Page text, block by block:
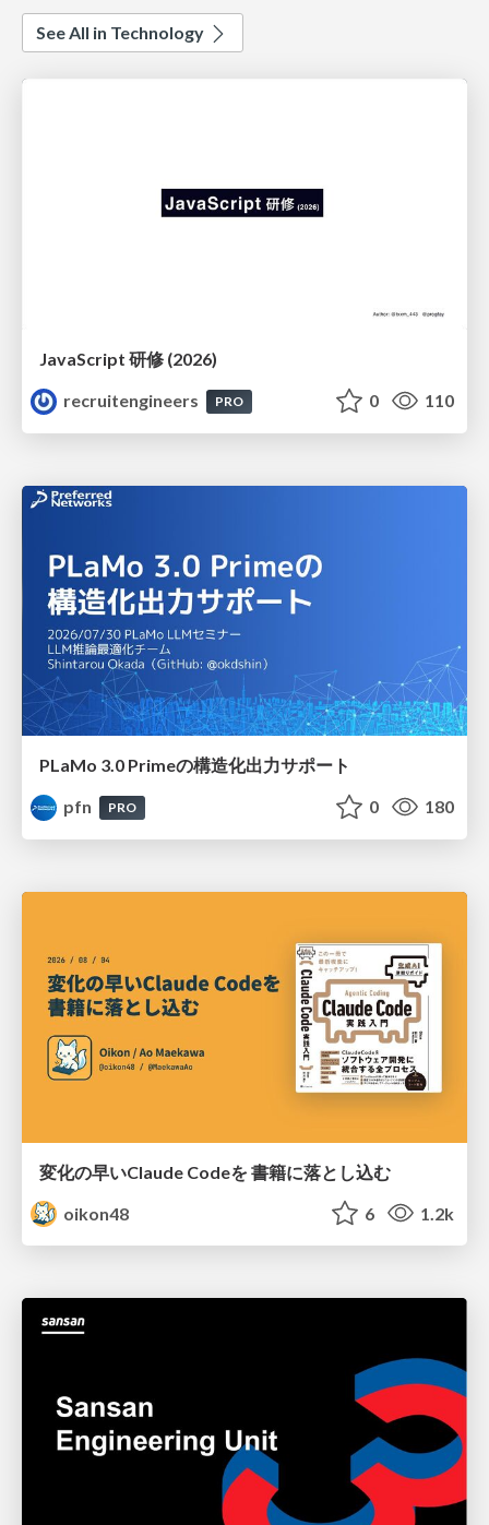
See All in Technology
JavaScript 研修 (2026)
recruitengineers
PRO 0 110
PLaMo 3.0 Primeの構造化出力サポート
pfn
PRO 0 180
変化の早いClaude Codeを 書籍に落とし込む
oikon48
6 1.2k